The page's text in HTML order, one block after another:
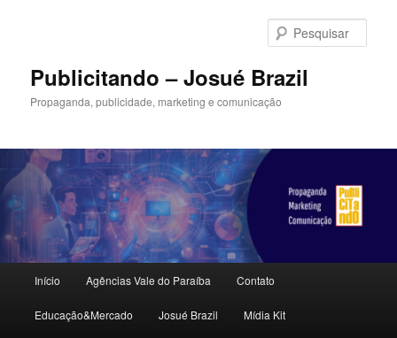
principalPublicitando – Josué Brazil
Propaganda, publicidade, marketing e comunicação
principal
Início Agências Vale do Paraíba Contato
Educação&Mercado Josué Brazil Mídia Kit